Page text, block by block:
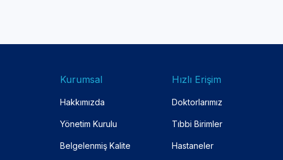
Kurumsal
Hakkımızda
Yönetim Kurulu
Belgelenmiş Kalite
Hızlı Erişim
Doktorlarımız
Tıbbi Birimler
Hastaneler